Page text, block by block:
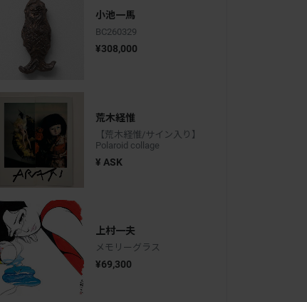
小池一馬
BC260329
¥308,000
荒木経惟
【荒木経惟/サイン入り】
Polaroid collage
¥ ASK
上村一夫
メモリーグラス
¥69,300